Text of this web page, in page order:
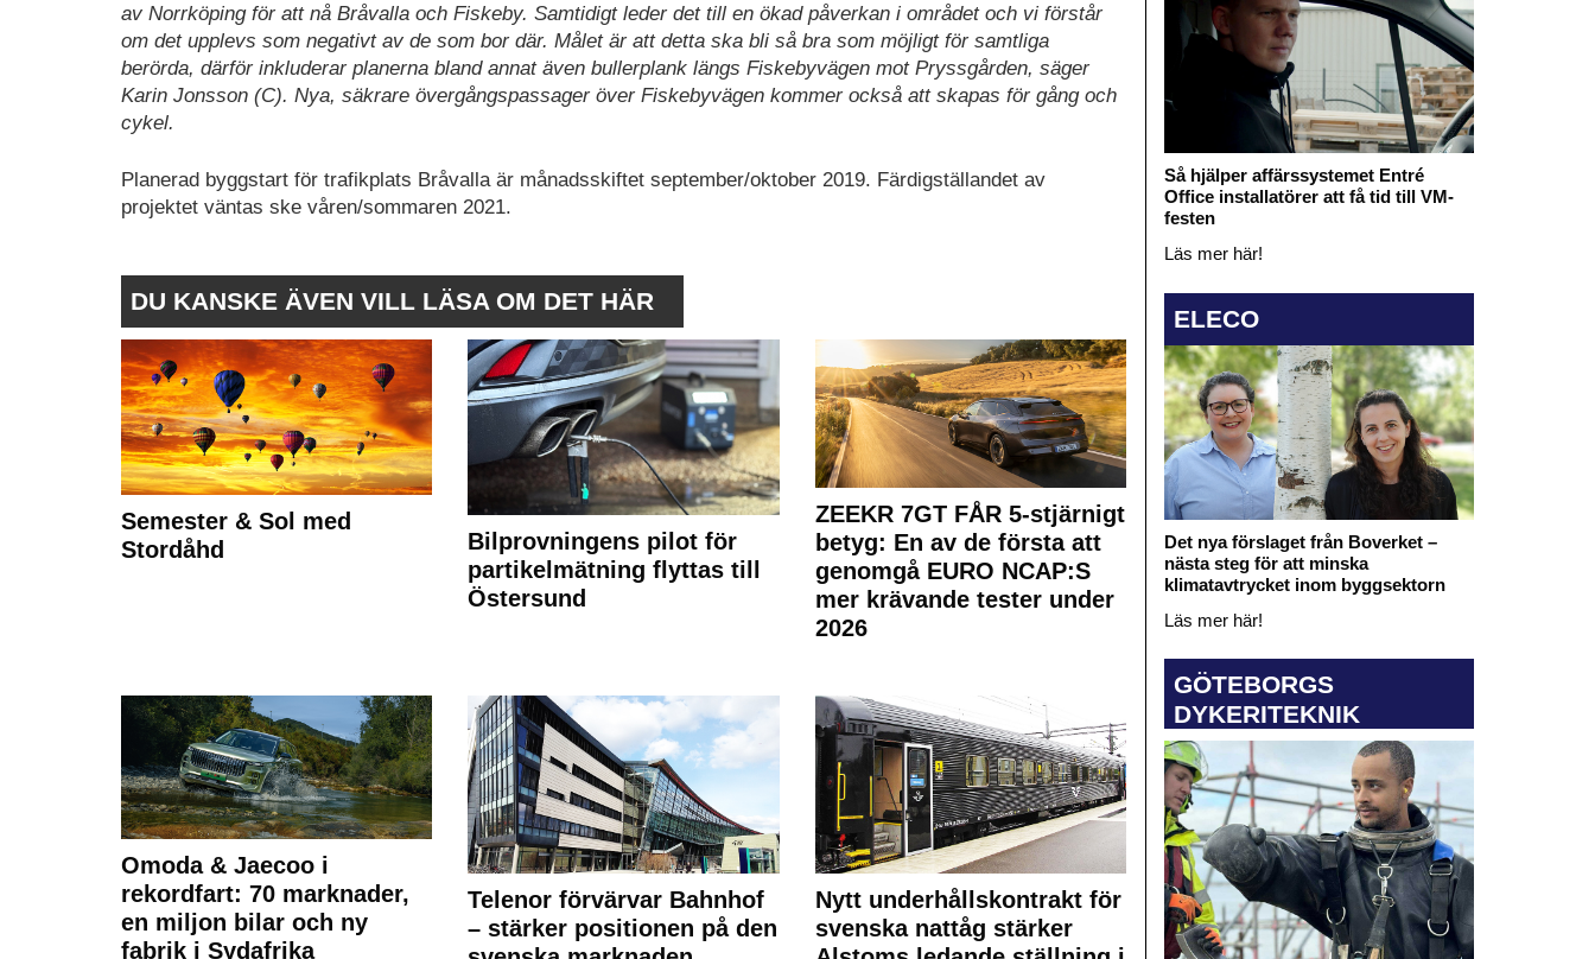
av Norrköping för att nå Bråvalla och Fiskeby. Samtidigt leder det till en ökad påverkan i området och vi förstår
om det upplevs som negativt av de som bor där. Målet är att detta ska bli så bra som möjligt för samtliga
berörda, därför inkluderar planerna bland annat även bullerplank längs Fiskebyvägen mot Pryssgården, säger
Karin Jonsson (C). Nya, säkrare övergångspassager över Fiskebyvägen kommer också att skapas för gång och
cykel.
Planerad byggstart för trafikplats Bråvalla är månadsskiftet september/oktober 2019. Färdigställandet av
projektet väntas ske våren/sommaren 2021.
DU KANSKE ÄVEN VILL LÄSA OM DET HÄR
Semester & Sol med
Stordåhd
Bilprovningens pilot för
partikelmätning flyttas till
Östersund
ZEEKR 7GT FÅR 5-stjärnigt
betyg: En av de första att
genomgå EURO NCAP:S
mer krävande tester under
2026
Omoda & Jaecoo i
rekordfart: 70 marknader,
en miljon bilar och ny
fabrik i Sydafrika
Telenor förvärvar Bahnhof
– stärker positionen på den
Nytt underhållskontrakt för
svenska nattåg stärker
Så hjälper affärssystemet Entré
Office installatörer att få tid till VM-
festen
Läs mer här!
ELECO
Det nya förslaget från Boverket –
nästa steg för att minska
klimatavtrycket inom byggsektorn
Läs mer här!
GÖTEBORGS
DYKERITEKNIK